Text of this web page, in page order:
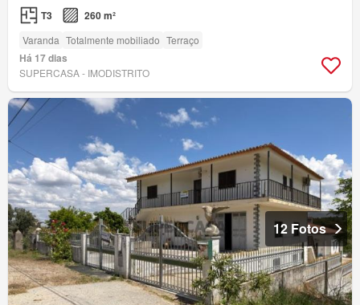
T3 260 m²
Varanda Totalmente mobiliado Terraço
Há 17 dias
SUPERCASA - IMODISTRITO
12 Fotos